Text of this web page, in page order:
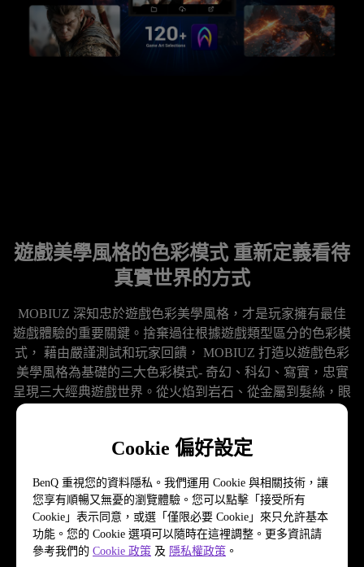
Cookie 偏好設定
BenQ 重視您的資料隱私。我們運用 Cookie 與相關技術，讓
您享有順暢又無憂的瀏覽體驗。您可以點擊「接受所有
Cookie」表示同意，或選「僅限必要 Cookie」來只允許基本
功能。您的 Cookie 選項可以隨時在這裡調整。更多資訊請
參考我們的 Cookie 政策 及 隱私權政策 。
遊戲美學風格的色彩模式 重新定義看待
真實世界的方式
MOBIUZ 深知忠於遊戲色彩美學風格，才是玩家擁有最佳
遊戲體驗的重要關鍵。捨棄過往根據遊戲類型區分的色彩模
式， 藉由嚴謹測試和玩家回饋， MOBIUZ 打造以遊戲色彩
美學風格為基礎的三大色彩模式- 奇幻、科幻、寫實，忠實
呈現三大經典遊戲世界。從火焰到岩石、從金屬到髮絲，眼